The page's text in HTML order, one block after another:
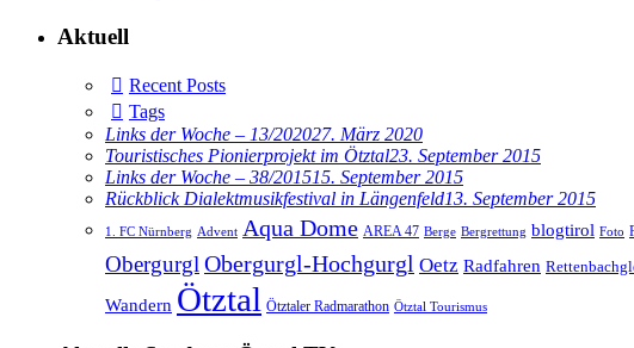
Aktuell
Recent Posts
Tags
Links der Woche – 13/202027. März 2020
Touristisches Pionierprojekt im Ötztal23. September 2015
Links der Woche – 38/201515. September 2015
Rückblick Dialektmusikfestival in Längenfeld13. September 2015
1. FC Nürnberg Advent Aqua Dome AREA 47 Berge Bergrettung blogtirol Foto
ObergurglObergurgl-Hochgurgl Oetz Radfahren
Wandern Ötztal Ötztaler Radmarathon Ötztal Tourismus